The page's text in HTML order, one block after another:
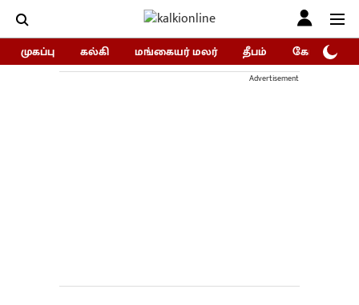
முகப்பு கல்கி மங்கையர் மலர் தீபம் கோகுலம்/
Advertisement